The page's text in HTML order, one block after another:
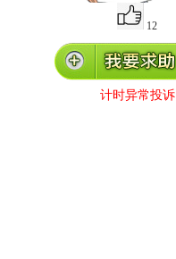
12
计时异常投诉